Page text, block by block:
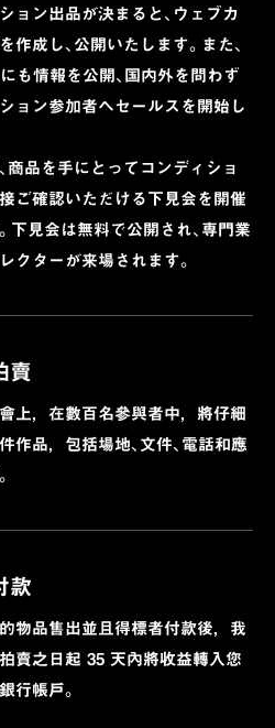
ョン出品が決まると、ウェブカ
作成し、公開いたします。また、
も情報を公開、国内外を問わず
ョン参加者へセールスを開始し
商品を手にとってコンディショ
ご確認いただける下見会を開催
下見会は無料で公開され、専門業
クターが来場されます。
賣
上，在數百名參與者中，將仔細
作品，包括場地、文件、電話和應
款
物品售出並且得標者付款後，我
賣之日起 35 天內將收益轉入您
行帳戶。